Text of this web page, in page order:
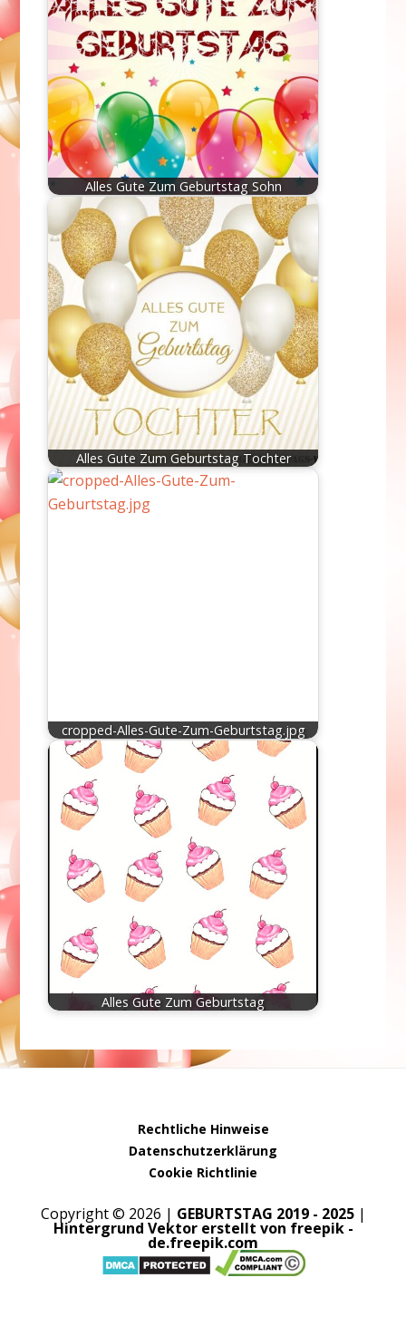
Alles Gute Zum Geburtstag Sohn
Alles Gute Zum Geburtstag Tochter
cropped-Alles-Gute-Zum-Geburtstag.jpg
Alles Gute Zum Geburtstag
Rechtliche Hinweise
Datenschutzerklärung
Cookie Richtlinie
Copyright © 2026 | GEBURTSTAG 2019 - 2025|
Hintergrund Vektor erstellt von freepik -
de.freepik.com